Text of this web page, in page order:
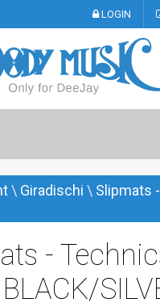
LOGIN
\ Giradischi \ Slipmats
-